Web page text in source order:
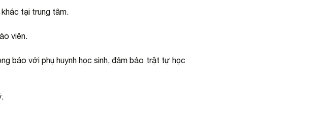
tại trung tâm.
viên.
báo với phụ huynh học sinh, đảm bảo trật tự học